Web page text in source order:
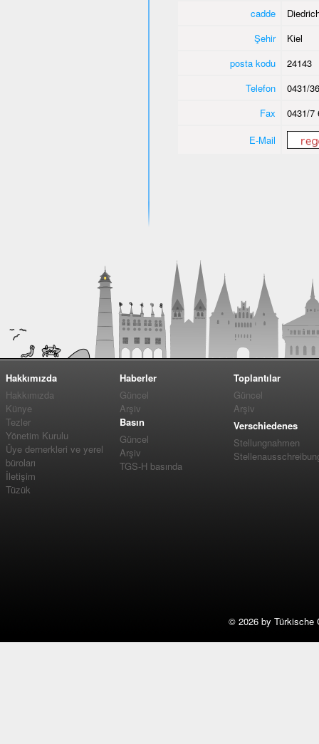
cadde
Şehir
Kiel
posta kodu
24143
Telefon
0431/
Fax
0431/7
E-Mail
Hakkımızda
Hakkımızda
Künye
Tezler
Yönetim Kurulu
Üye dernerkleri ve yerel
büroları
İletişim
Tüzük
Haberler
Güncel
Arşiv
Basın
Güncel
Arşiv
TGS-H basında
Toplantılar
Güncel
Arşiv
Verschiedenes
Stellungnahmen
© 2026 by Türkische